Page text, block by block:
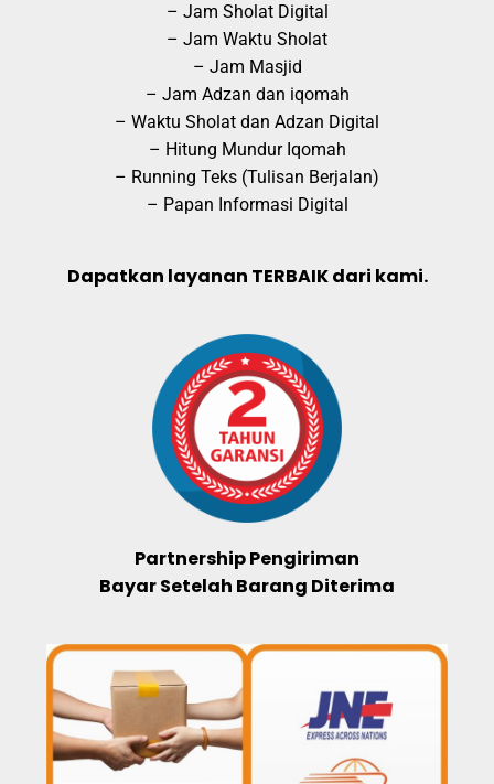
– Jam Sholat Digital
– Jam Waktu Sholat
– Jam Masjid
– Jam Adzan dan iqomah
– Waktu Sholat dan Adzan Digital
– Hitung Mundur Iqomah
– Running Teks (Tulisan Berjalan)
– Papan Informasi Digital
Dapatkan layanan TERBAIK dari kami.
Partnership Pengiriman
Bayar Setelah Barang Diterima